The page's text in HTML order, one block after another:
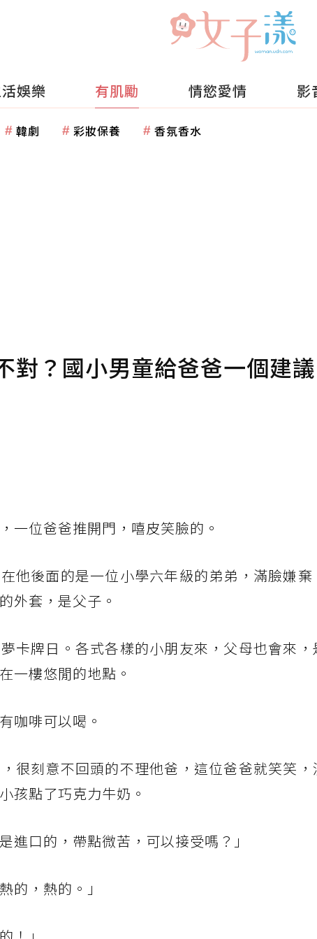
娛樂 有肌勵 情慾愛情 影
韓劇 彩妝保養 香氛香水
對？國小男童給爸爸一個建
一位爸爸推開門，嘻皮笑臉的。
在他後面的是一位小學六年級的弟弟，滿臉嫌
外套，是父子。
卡牌日。各式各樣的小朋友來，父母也會來
一樓悠閒的地點。
咖啡可以喝。
很刻意不回頭的不理他爸，這位爸爸就笑笑
孩點了巧克力牛奶。
進口的，帶點微苦，可以接受嗎？」
的，熱的。」